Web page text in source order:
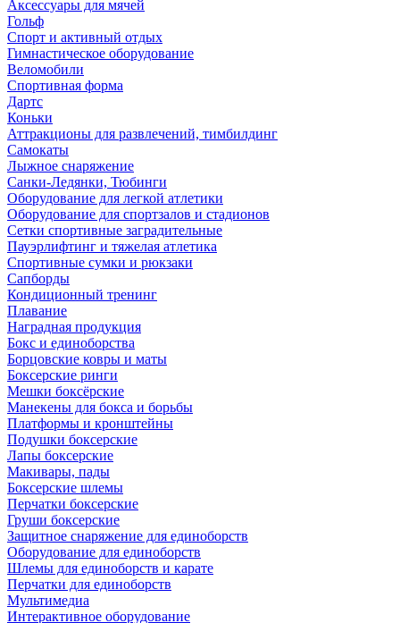
Аксессуары для мячей
Гольф
Спорт и активный отдых
Гимнастическое оборудование
Веломобили
Спортивная форма
Дартс
Коньки
Аттракционы для развлечений, тимбилдинг
Самокаты
Лыжное снаряжение
Санки-Ледянки, Тюбинги
Оборудование для легкой атлетики
Оборудование для спортзалов и стадионов
Сетки спортивные заградительные
Пауэрлифтинг и тяжелая атлетика
Спортивные сумки и рюкзаки
Сапборды
Кондиционный тренинг
Плавание
Наградная продукция
Бокс и единоборства
Борцовские ковры и маты
Боксерские ринги
Мешки боксёрские
Манекены для бокса и борьбы
Платформы и кронштейны
Подушки боксерские
Лапы боксерские
Макивары, пады
Боксерские шлемы
Перчатки боксерские
Груши боксерские
Защитное снаряжение для единоборств
Оборудование для единоборств
Шлемы для единоборств и карате
Перчатки для единоборств
Мультимедиа
Интерактивное оборудование